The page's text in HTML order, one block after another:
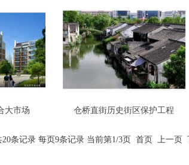
大市场 仓桥直街历史街区保护工程
20条记录 每页9条记录 当前第1 /3页 首页 上一页